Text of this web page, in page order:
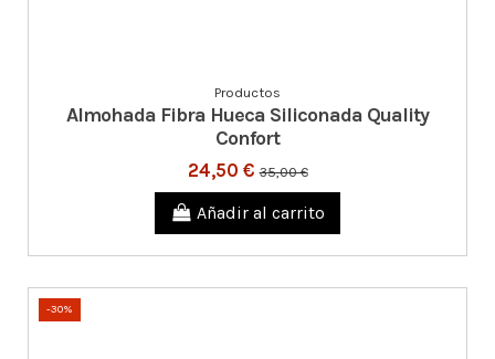
Productos
Almohada Fibra Hueca Siliconada Quality
Confort
24,50 €35,00 €
Añadir al carrito
-30%